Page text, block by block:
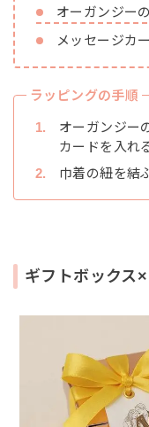
オーガンジー
メッセージカ
ラッピングの手順
オーガンジー
カードを入れ
巾着の紐を結
ギフトボックス